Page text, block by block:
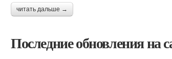
читать дальше →
Последние обновления на